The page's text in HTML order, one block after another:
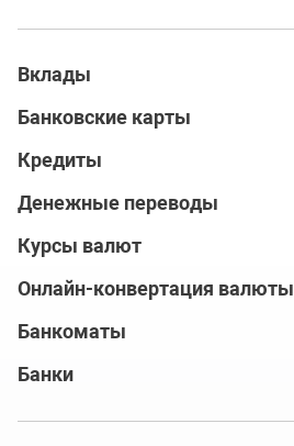
Вклады
Банковские карты
Кредиты
Денежные переводы
Курсы валют
Онлайн-конвертация валюты
Банкоматы
Банки